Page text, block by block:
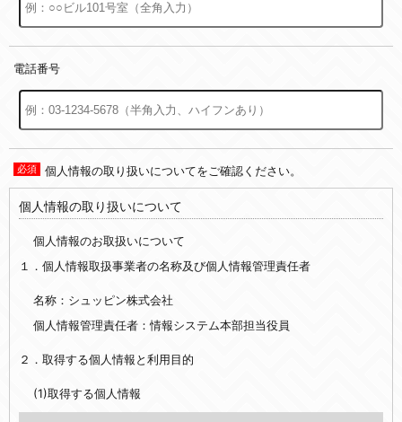
電話番号
個人情報の取り扱いについてをご確認ください。
個人情報の取り扱いについて
個人情報のお取扱いについて
１．個人情報取扱事業者の名称及び個人情報管理責任者
名称：シュッピン株式会社
個人情報管理責任者：情報システム本部担当役員
２．取得する個人情報と利用目的
(1)取得する個人情報